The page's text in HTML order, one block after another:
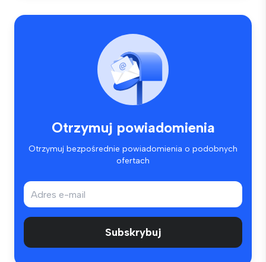
Otrzymuj powiadomienia
Otrzymuj bezpośrednie powiadomienia o podobnych
ofertach
Subskrybuj